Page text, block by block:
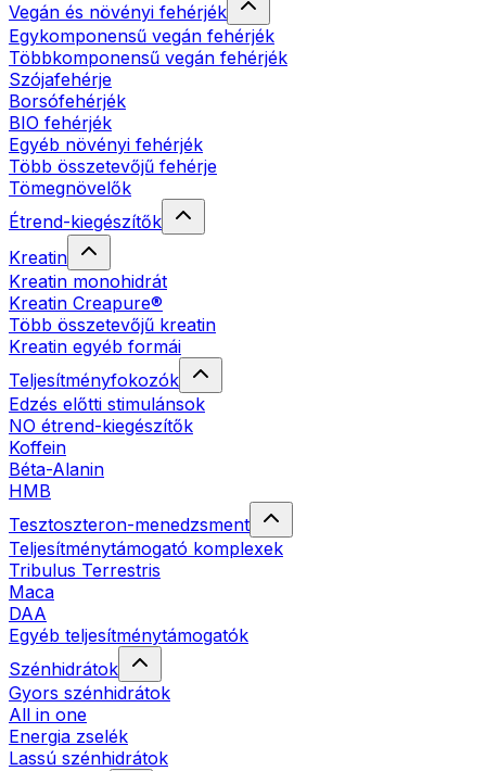
Vegán és növényi fehérjék
Egykomponensű vegán fehérjék
Többkomponensű vegán fehérjék
Szójafehérje
Borsófehérjék
BIO fehérjék
Egyéb növényi fehérjék
Több összetevőjű fehérje
Tömegnövelők
Étrend-kiegészítők
Kreatin
Kreatin monohidrát
Kreatin Creapure®
Több összetevőjű kreatin
Kreatin egyéb formái
Teljesítményfokozók
Edzés előtti stimulánsok
NO étrend-kiegészítők
Koffein
Béta-Alanin
HMB
Tesztoszteron-menedzsment
Teljesítménytámogató komplexek
Tribulus Terrestris
Maca
DAA
Egyéb teljesítménytámogatók
Szénhidrátok
Gyors szénhidrátok
All in one
Energia zselék
Lassú szénhidrátok